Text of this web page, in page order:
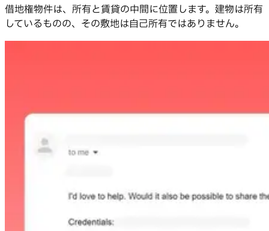
借地権物件は、所有と賃貸の中間に位置します。建物は所有
しているものの、その敷地は自己所有ではありません。